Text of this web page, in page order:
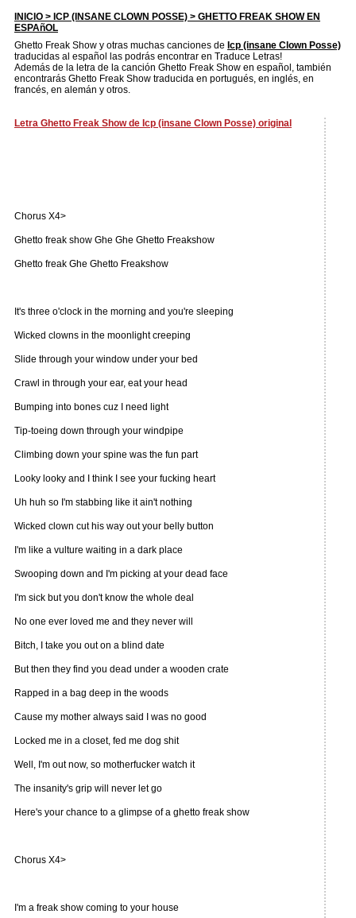
INICIO > ICP (INSANE CLOWN POSSE) > GHETTO FREAK SHOW EN
ESPAñOL
Ghetto Freak Show y otras muchas canciones de Icp (insane Clown Posse)
traducidas al español las podrás encontrar en Traduce Letras!
Además de la letra de la canción Ghetto Freak Show en español, también
encontrarás Ghetto Freak Show traducida en portugués, en inglés, en
francés, en alemán y otros.
Letra Ghetto Freak Show de Icp (insane Clown Posse) original
Chorus X4>
Ghetto freak show Ghe Ghe Ghetto Freakshow
Ghetto freak Ghe Ghetto Freakshow
It's three o'clock in the morning and you're sleeping
Wicked clowns in the moonlight creeping
Slide through your window under your bed
Crawl in through your ear, eat your head
Bumping into bones cuz I need light
Tip-toeing down through your windpipe
Climbing down your spine was the fun part
Looky looky and I think I see your fucking heart
Uh huh so I'm stabbing like it ain't nothing
Wicked clown cut his way out your belly button
I'm like a vulture waiting in a dark place
Swooping down and I'm picking at your dead face
I'm sick but you don't know the whole deal
No one ever loved me and they never will
Bitch, I take you out on a blind date
But then they find you dead under a wooden crate
Rapped in a bag deep in the woods
Cause my mother always said I was no good
Locked me in a closet, fed me dog shit
Well, I'm out now, so motherfucker watch it
The insanity's grip will never let go
Here's your chance to a glimpse of a ghetto freak show
Chorus X4>
I'm a freak show coming to your house